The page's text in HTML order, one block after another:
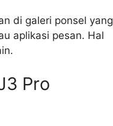
di galeri ponsel yang
aplikasi pesan. Hal
Pro